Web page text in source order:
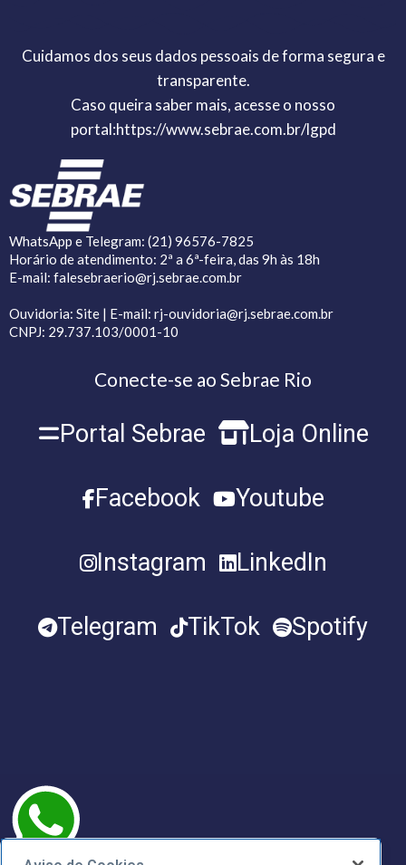
Cuidamos dos seus dados pessoais de forma segura e
transparente.
Caso queira saber mais, acesse o nosso
portal:https://www.sebrae.com.br/lgpd
WhatsApp e Telegram: (21) 96576-7825
Horário de atendimento: 2ª a 6ª-feira, das 9h às 18h
E-mail: falesebraerio@rj.sebrae.com.br
Ouvidoria: Site | E-mail: rj-ouvidoria@rj.sebrae.com.br
CNPJ: 29.737.103/0001-10
Conecte-se ao Sebrae Rio
Portal Sebrae Loja Online
Facebook Youtube
Instagram LinkedIn
Telegram TikTok Spotify